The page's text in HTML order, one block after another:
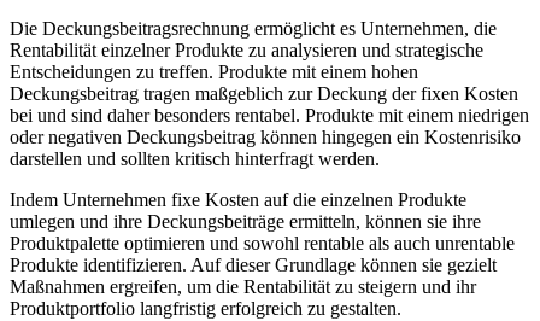
Die Deckungsbeitragsrechnung ermöglicht es Unternehmen, die
Rentabilität einzelner Produkte zu analysieren und strategische
Entscheidungen zu treffen. Produkte mit einem hohen
Deckungsbeitrag tragen maßgeblich zur Deckung der fixen Kosten
bei und sind daher besonders rentabel. Produkte mit einem niedrigen
oder negativen Deckungsbeitrag können hingegen ein Kostenrisiko
darstellen und sollten kritisch hinterfragt werden.
Indem Unternehmen fixe Kosten auf die einzelnen Produkte
umlegen und ihre Deckungsbeiträge ermitteln, können sie ihre
Produktpalette optimieren und sowohl rentable als auch unrentable
Produkte identifizieren. Auf dieser Grundlage können sie gezielt
Maßnahmen ergreifen, um die Rentabilität zu steigern und ihr
Produktportfolio langfristig erfolgreich zu gestalten.